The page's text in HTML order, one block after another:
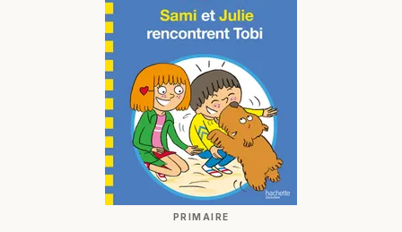
PRIMAIRE